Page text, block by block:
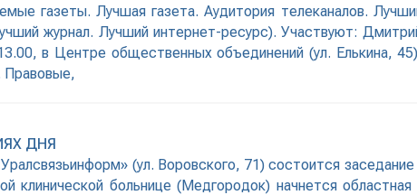
газеты. Лучшая газета. Аудитория телеканалов.
журнал. Лучший интернет-ресурс). Участвуют:
в Центре общественных объединений (ул. Елькина,
Правовые,
ДНЯ
(ул. Воровского, 71) состоится
клинической больнице (Медгородок) начнется